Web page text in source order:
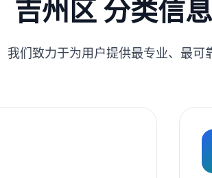
吉州区 分类信
我们致力于为用户提供最专业、最可